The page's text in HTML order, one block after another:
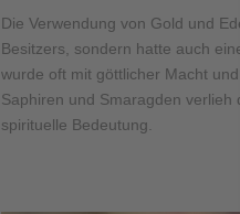
Die Verwendung von Gold und
Besitzers, sondern hatte auch
wurde oft mit göttlicher Macht
Saphiren und Smaragden
spirituelle Bedeutung.